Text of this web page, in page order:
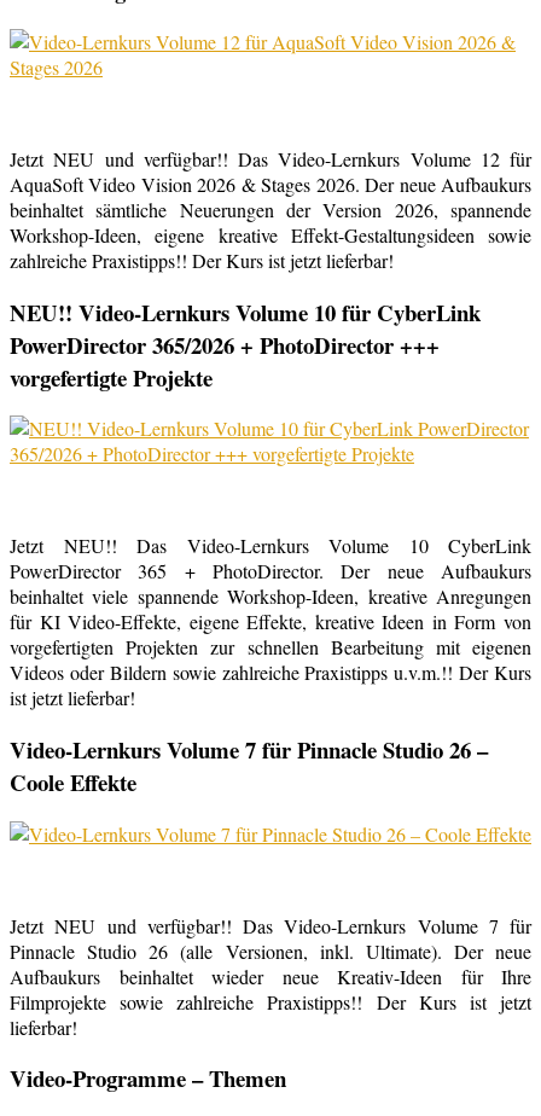
Jetzt NEU und verfügbar!! Das Video-Lernkurs Volume 12 für
AquaSoft Video Vision 2026 & Stages 2026. Der neue Aufbaukurs
beinhaltet sämtliche Neuerungen der Version 2026, spannende
Workshop-Ideen, eigene kreative Effekt-Gestaltungsideen sowie
zahlreiche Praxistipps!! Der Kurs ist jetzt lieferbar!
NEU!! Video-Lernkurs Volume 10 für CyberLink
PowerDirector 365/2026 + PhotoDirector +++
vorgefertigte Projekte
Jetzt NEU!! Das Video-Lernkurs Volume 10 CyberLink
PowerDirector 365 + PhotoDirector. Der neue Aufbaukurs
beinhaltet viele spannende Workshop-Ideen, kreative Anregungen
für KI Video-Effekte, eigene Effekte, kreative Ideen in Form von
vorgefertigten Projekten zur schnellen Bearbeitung mit eigenen
Videos oder Bildern sowie zahlreiche Praxistipps u.v.m.!! Der Kurs
ist jetzt lieferbar!
Video-Lernkurs Volume 7 für Pinnacle Studio 26 –
Coole Effekte
Jetzt NEU und verfügbar!! Das Video-Lernkurs Volume 7 für
Pinnacle Studio 26 (alle Versionen, inkl. Ultimate). Der neue
Aufbaukurs beinhaltet wieder neue Kreativ-Ideen für Ihre
Filmprojekte sowie zahlreiche Praxistipps!! Der Kurs ist jetzt
lieferbar!
Video-Programme – Themen